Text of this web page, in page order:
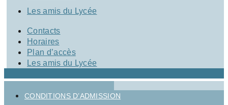
Les amis du Lycée
Contacts
Horaires
Plan d’accès
Les amis du Lycée
CONDITIONS D’ADMISSION